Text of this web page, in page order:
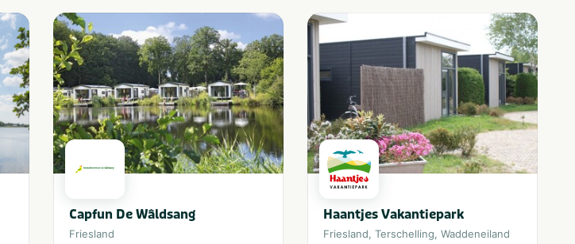
Capfun De Wâldsang
Friesland
Haantjes Vakantiepark
Friesland, Terschelling, Waddeneiland